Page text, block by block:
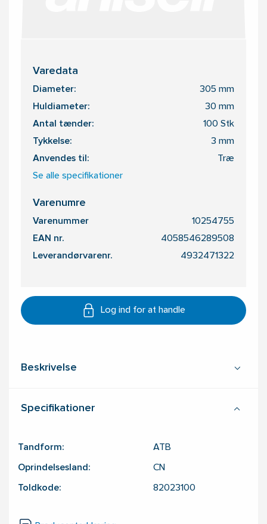
Varedata
Diameter: 305 mm
Huldiameter: 30 mm
Antal tænder: 100 Stk
Tykkelse: 3 mm
Anvendes til: Træ
Se alle specifikationer
Varenumre
Varenummer 10254755
EAN nr. 4058546289508
Leverandørvarenr. 4932471322
Log ind for at handle
Beskrivelse
Specifikationer
Tandform: ATB
Oprindelsesland: CN
Toldkode: 82023100